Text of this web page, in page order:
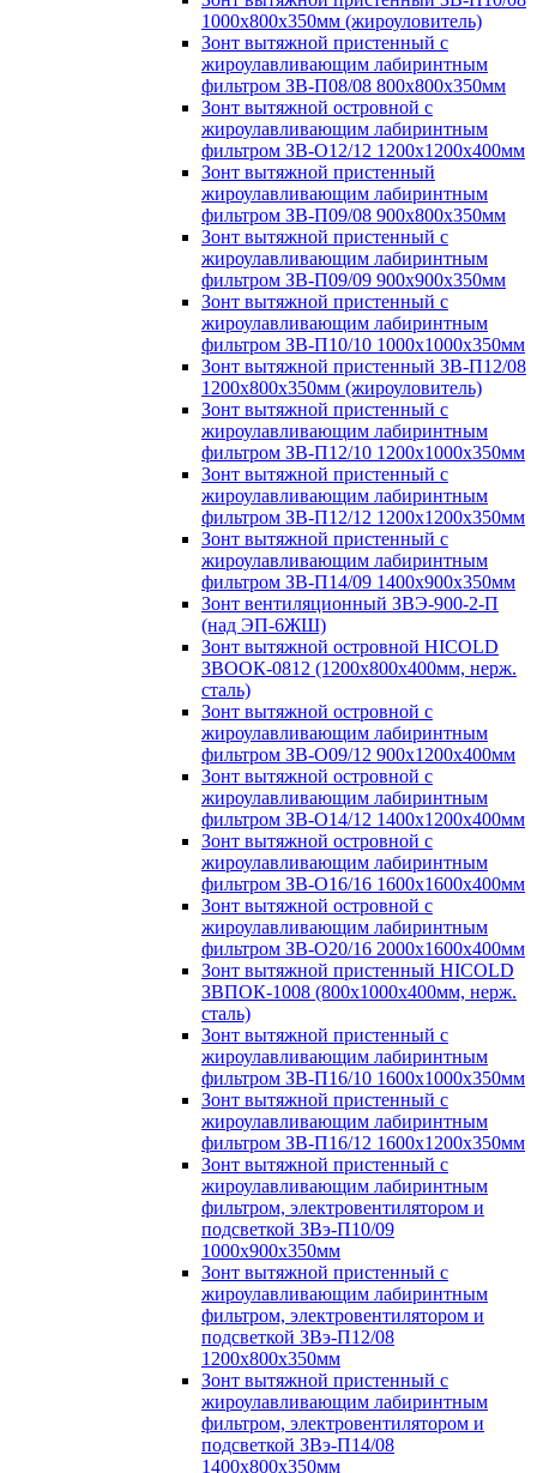
1000х800х350мм (жироуловитель)
Зонт вытяжной пристенный с
жироулавливающим лабиринтным
фильтром ЗВ-П08/08 800х800х350мм
Зонт вытяжной островной с
жироулавливающим лабиринтным
фильтром ЗВ-О12/12 1200х1200х400мм
Зонт вытяжной пристенный
жироулавливающим лабиринтным
фильтром ЗВ-П09/08 900х800х350мм
Зонт вытяжной пристенный с
жироулавливающим лабиринтным
фильтром ЗВ-П09/09 900х900х350мм
Зонт вытяжной пристенный с
жироулавливающим лабиринтным
фильтром ЗВ-П10/10 1000х1000х350мм
Зонт вытяжной пристенный ЗВ-П12/08
1200х800х350мм (жироуловитель)
Зонт вытяжной пристенный с
жироулавливающим лабиринтным
фильтром ЗВ-П12/10 1200х1000х350мм
Зонт вытяжной пристенный с
жироулавливающим лабиринтным
фильтром ЗВ-П12/12 1200х1200х350мм
Зонт вытяжной пристенный с
жироулавливающим лабиринтным
фильтром ЗВ-П14/09 1400х900х350мм
Зонт вентиляционный ЗВЭ-900-2-П
(над ЭП-6ЖШ)
Зонт вытяжной островной HICOLD
ЗВООК-0812 (1200х800x400мм, нерж.
сталь)
Зонт вытяжной островной с
жироулавливающим лабиринтным
фильтром ЗВ-О09/12 900х1200х400мм
Зонт вытяжной островной с
жироулавливающим лабиринтным
фильтром ЗВ-О14/12 1400х1200х400мм
Зонт вытяжной островной с
жироулавливающим лабиринтным
фильтром ЗВ-О16/16 1600х1600х400мм
Зонт вытяжной островной с
жироулавливающим лабиринтным
фильтром ЗВ-О20/16 2000х1600х400мм
Зонт вытяжной пристенный HICOLD
ЗВПОК-1008 (800х1000х400мм, нерж.
сталь)
Зонт вытяжной пристенный с
жироулавливающим лабиринтным
фильтром ЗВ-П16/10 1600х1000х350мм
Зонт вытяжной пристенный с
жироулавливающим лабиринтным
фильтром ЗВ-П16/12 1600х1200х350мм
Зонт вытяжной пристенный с
жироулавливающим лабиринтным
фильтром, электровентилятором и
подсветкой ЗВэ-П10/09
1000х900х350мм
Зонт вытяжной пристенный с
жироулавливающим лабиринтным
фильтром, электровентилятором и
подсветкой ЗВэ-П12/08
1200х800х350мм
Зонт вытяжной пристенный с
жироулавливающим лабиринтным
фильтром, электровентилятором и
подсветкой ЗВэ-П14/08
1400х800х350мм